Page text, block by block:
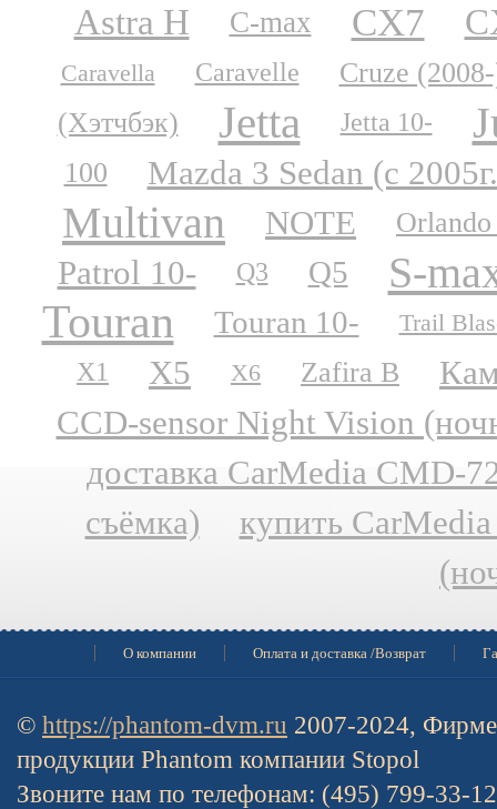
Astra H C-max CX7
Caravella Caravelle
Cruze
(Хэтчбэк)
Jetta Jetta 10-
100 Mazda 3 Sedan (с
Multivan NOTE
Patrol 10- Q3 Q5 S-
Touran Touran 10- Trail
X1 X5 X6 Zafira B
CCD-sensor Night Vision
доставка CarMedia CMD-
съёмка)
купить
О компании Оплата и доставка /Возврат
© https://phantom-dvm.ru 2007-2024,
продукции Phantom компании Stopol
Звоните нам по телефонам: (495) 799-33-